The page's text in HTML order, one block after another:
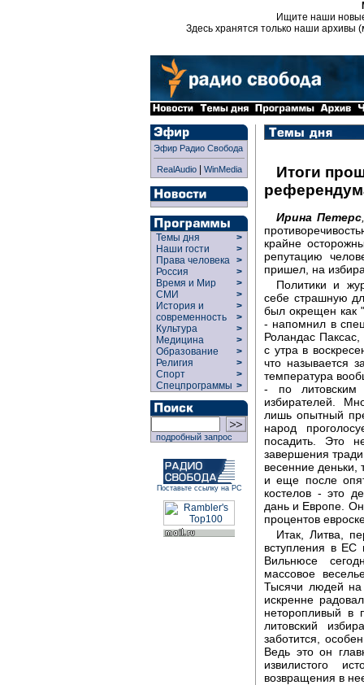
Ищите наши
Здесь хранятся только наши архивы
Эфир Радио Свобода
RealAudio| WinMedia
Темы дня
>
Наши гости
>
Права человека >
Россия
>
Время и Мир
>
СМИ
>
История и
современность
>
>
Культура
>
Медицина
>
Образование
>
Религия
>
Спорт
>
Спецпрограммы >
подробный запрос
Поставьте ссылку на РС
Итоги
Ирина Петерс
крайне
репутацию
пришел, на
Политики и
себе страшную
был окрещен как
- напомнил в
Роландас
с утра в
что называется
температура
- по литовским
избирателей.
лишь опытный
народ
посадить. Это
завершения
весенние деньки,
и еще после
костелов - это
дань и Европе. Он
процентов
Итак, Литва,
вступления в ЕС
Вильнюсе
массовое
Тысячи людей
искренне
неторопливый
литовский
заботится,
Ведь это он
извилистого
возвращения в